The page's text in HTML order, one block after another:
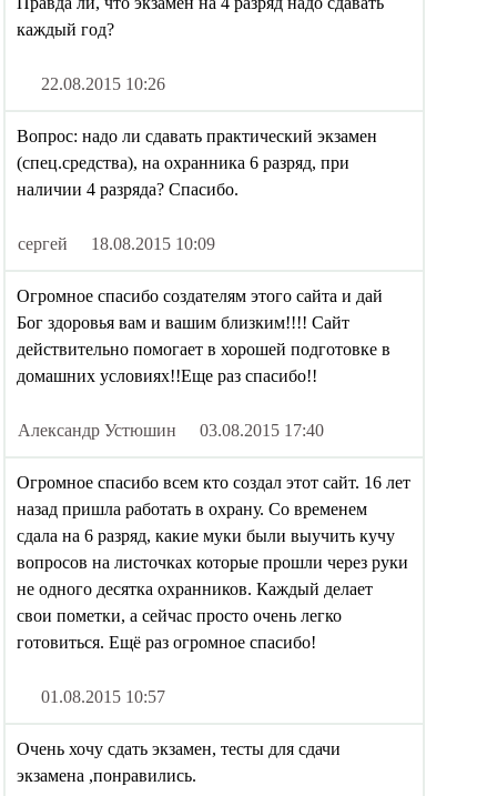
каждый год?
22.08.2015 10:26
Вопрос: надо ли сдавать практический экзамен
(спец.средства), на охранника 6 разряд, при
наличии 4 разряда? Спасибо.
сергей 18.08.2015 10:09
Огромное спасибо создателям этого сайта и дай
Бог здоровья вам и вашим близким!!!! Сайт
действительно помогает в хорошей подготовке в
домашних условиях!!Еще раз спасибо!!
Александр Устюшин 03.08.2015 17:40
Огромное спасибо всем кто создал этот сайт. 16 лет
назад пришла работать в охрану. Со временем
сдала на 6 разряд, какие муки были выучить кучу
вопросов на листочках которые прошли через руки
не одного десятка охранников. Каждый делает
свои пометки, а сейчас просто очень легко
готовиться. Ещё раз огромное спасибо!
01.08.2015 10:57
Очень хочу сдать экзамен, тесты для сдачи
экзамена ,понравились.